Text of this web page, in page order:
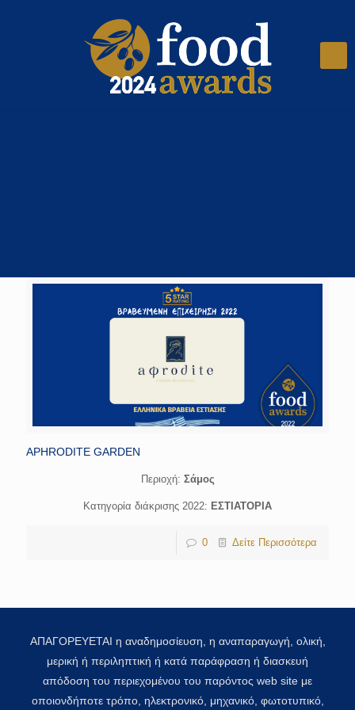
APHRODITE GARDEN
Περιοχή: Σάμος
Κατηγορία διάκρισης 2022: ΕΣΤΙΑΤΟΡΙΑ
0 Δείτε Περισσότερα
ΑΠΑΓΟΡΕΥΕΤΑΙ η αναδημοσίευση, η αναπαραγωγή, ολική,
μερική ή περιληπτική ή κατά παράφραση ή διασκευή
απόδοση του περιεχομένου του παρόντος web site με
οποιονδήποτε τρόπο, ηλεκτρονικό, μηχανικό, φωτοτυπικό,